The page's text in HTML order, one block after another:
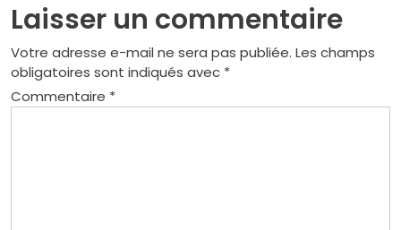
Laisser un commentaire
Votre adresse e-mail ne sera pas publiée. Les champs
obligatoires sont indiqués avec *
Commentaire *